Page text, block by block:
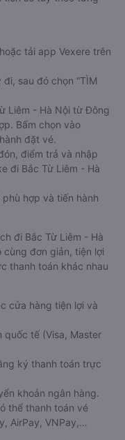
tải app Vexere trên
sau đó chọn “TÌM
Liêm - Hà Nội từ Đông
Bấm chọn vào
đặt vé.
điểm trả và nhập
đi Bắc Từ Liêm - Hà
hợp và tiến hành
đi Bắc Từ Liêm - Hà
đơn giản, tiện lợi
thanh toán khác nhau
cửa hàng tiện lợi và
quốc tế (Visa, Master
ký thanh toán trực
khoản ngân hàng.
thể thanh toán vé
AirPay, VNPay,…